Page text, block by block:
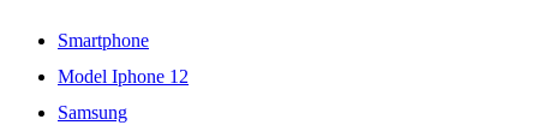
Smartphone
Model Iphone 12
Samsung